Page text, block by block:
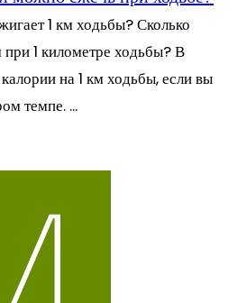
1 км ходьбы? Сколько
при 1 километре ходьбы? В
на 1 км ходьбы, если вы
темпе. ...